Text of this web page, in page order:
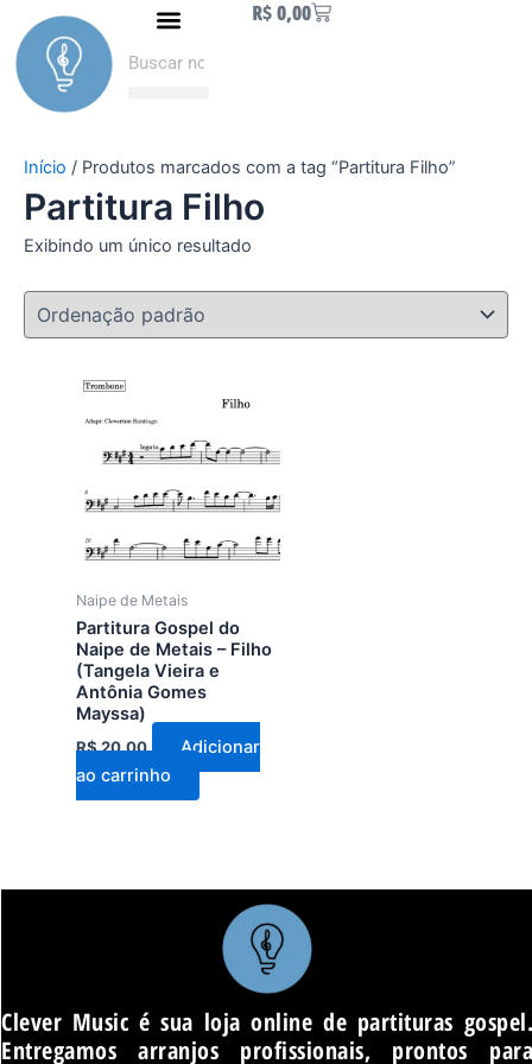
para
conteúdo
Pesquisar
R$0,00Carrinho
Início / Produtos marcados com a tag “Partitura Filho”
Partitura Filho
Exibindo um único resultado
Naipe de Metais
Partitura Gospel do
Naipe de Metais – Filho
(Tangela Vieira e
Antônia Gomes
Mayssa)
R$20,00
Adicionar
ao carrinho
Clever Music é sua loja online de partituras gospel.
Entregamos arranjos profissionais, prontos para